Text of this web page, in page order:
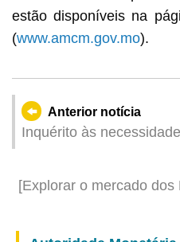
estão disponíveis na
(www.amcm.gov.mo).
Anterior notícia
Inquérito às
[Explorar o mercado
delegação empresarial